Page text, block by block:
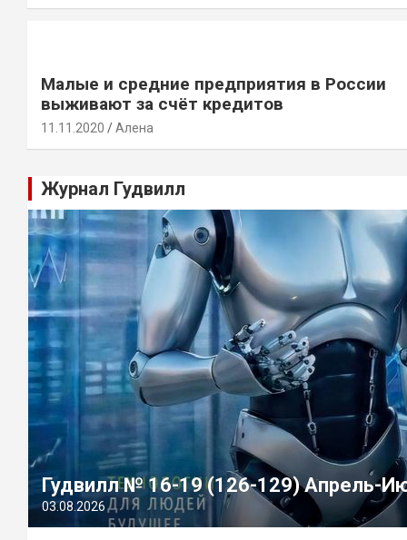
Малые и средние предприятия в России
выживают за счёт кредитов
11.11.2020 Алена
Журнал Гудвилл
Гудвилл № 16-19 (126-129) Апрель-
03.08.2026